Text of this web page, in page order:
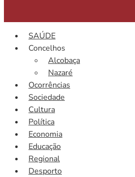
SAÚDE
Concelhos
Alcobaça
Nazaré
Ocorrências
Sociedade
Cultura
Política
Economia
Educação
Regional
Desporto